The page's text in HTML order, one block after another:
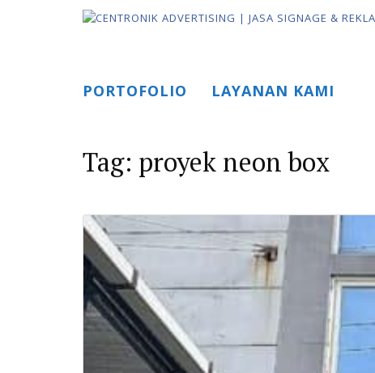
PORTOFOLIO LAYANAN KAMI
Tag: proyek neon box